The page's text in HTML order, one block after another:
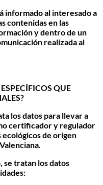
informado al interesado a
contenidas en las
y dentro de un
realizada al
QUE
los datos para llevar a
certificador y regulador
de origen
tratan los datos